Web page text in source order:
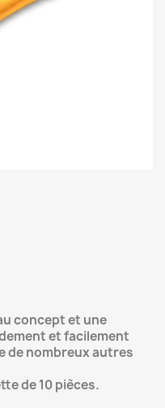
concept et une
et facilement
de nombreux autres
de 10 pièces.